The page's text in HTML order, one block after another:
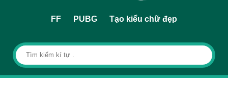
FF PUBG Tạo kiểu chữ đẹp